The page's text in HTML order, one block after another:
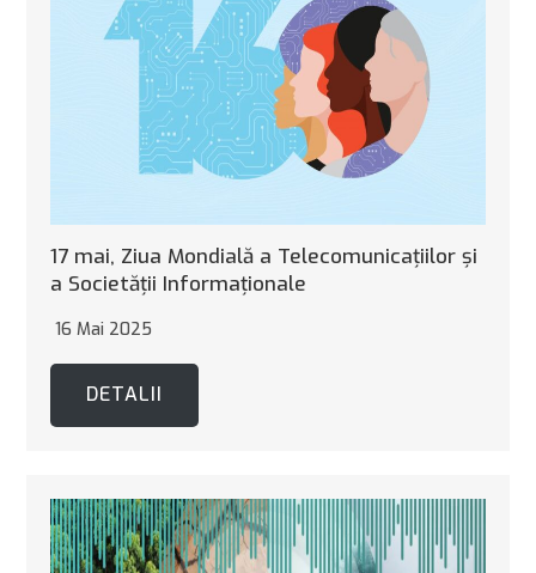
17 mai, Ziua Mondială a Telecomunicaţiilor şi
a Societăţii Informaţionale
16 Mai 2025
DETALII